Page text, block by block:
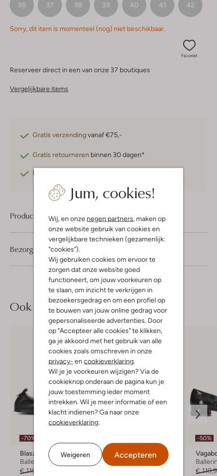
Jum, cookies!
Wij, en onze negen partners, maken op
onze website gebruik van cookies en
vergelijkbare technieken (gezamenlijk:
"cookies").
Wij gebruiken cookies om ervoor te
zorgen dat onze website goed
functioneert, om jouw voorkeuren op
te slaan, om inzicht te verkrijgen in
bezoekersgedrag en om een profiel op
te bouwen van jouw online gedrag voor
gepersonaliseerde advertenties. Door
op "Accepteer alle cookies" te klikken,
ga je akkoord met het gebruik van alle
cookies zoals omschreven in onze
privacy- en cookieverklaring.
Wil je je voorkeuren wijzigen? Via de
cookieknop onderaan de pagina kun je
jouw toestemming ieder moment
intrekken. Wil je meer informatie of een
klacht indienen? Ga naar onze
cookieverklaring.
Weigeren Accepteren
36 37 38 39 40 41 42
Sorry, dit item is momenteel (nog) niet beschikbaar.
Favoriet
Reserveer direct in een van onze 37 boutiques
Vergelijkbare items
Gratis verzendingvanaf €75,-
Gratis retourneren binnen 30 dagen*
Betaal achteraf
Product informatie
Bezorgen & retourneren
Ook iets voor jou?
-70%
Blasz
Ballerina's
€ 119,95
Unisa
Ballerina's
-50%
€